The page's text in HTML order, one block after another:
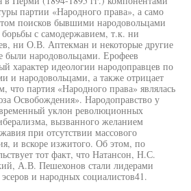
партии «Народного права», а само
поисков бывшими народовольцами
с самодержавием, т.к. ни
ни О.В. Аптекман и некоторые другие
были народовольцами. Ерофеев
характер идеологии народоправцев по
и народовольцами, а также отрицает
партия «Народного права» являлась
Освобождения». Народоправство у
уклон революционных
вызванного желанием
при отсутствии массового
и вскоре изжитого. Об этом, по
тот факт, что Натансон, Н.С.
А.В. Пешехонов стали лидерами
и народных социалистов41.